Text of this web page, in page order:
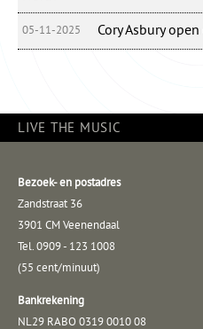
05-11-2025 Cory Asbury
LIVE THE MUSIC
Bezoek- en postadres
Zandstraat 36
3901 CM Veenendaal
Tel. 0909 - 123 1008
(55 cent/minuut)
Bankrekening
NL29 RABO 0319 0010 08